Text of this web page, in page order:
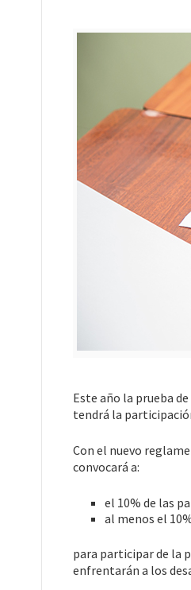
Este año la prueba
tendrá la
Con el nuevo
convocará a:
el 10% de las
al menos el
para participar de la
enfrentarán a los